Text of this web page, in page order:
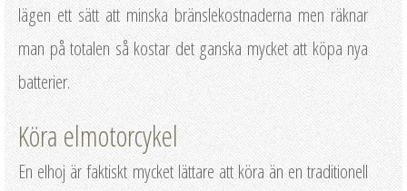
lägen ett sätt att minska bränslekostnaderna men räknar
man på totalen så kostar det ganska mycket att köpa nya
batterier.
Köra elmotorcykel
En elhoj är faktiskt mycket lättare att köra än en traditionell